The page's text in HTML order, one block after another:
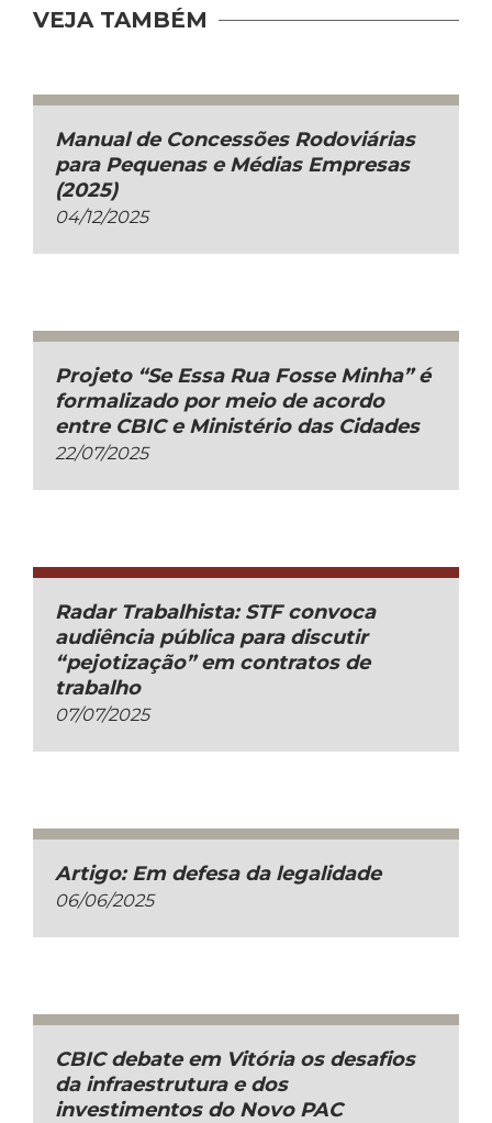
VEJA TAMBÉM
Manual de Concessões Rodoviárias
para Pequenas e Médias Empresas
(2025)
04/12/2025
Projeto “Se Essa Rua Fosse Minha” é
formalizado por meio de acordo
entre CBIC e Ministério das Cidades
22/07/2025
Radar Trabalhista: STF convoca
audiência pública para discutir
“pejotização” em contratos de
trabalho
07/07/2025
Artigo: Em defesa da legalidade
06/06/2025
CBIC debate em Vitória os desafios
da infraestrutura e dos
investimentos do Novo PAC